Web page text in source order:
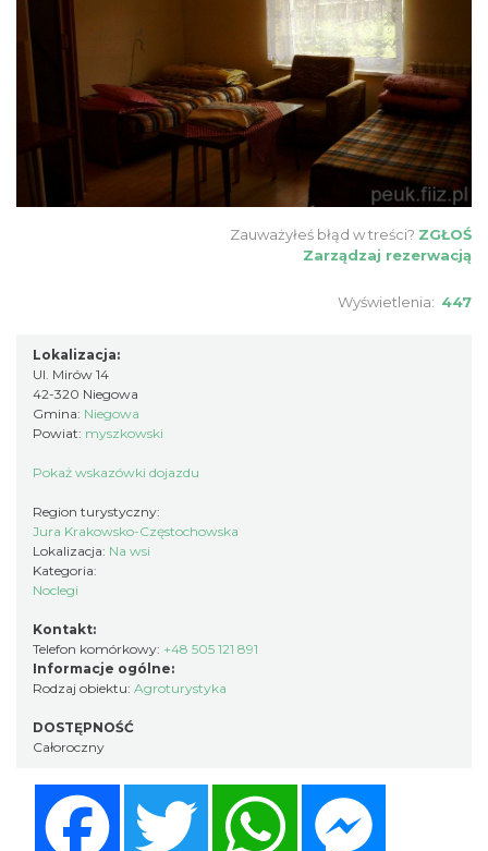
Zauważyłeś błąd w treści? ZGŁOŚ
Zarządzaj rezerwacją
Wyświetlenia: 447
Lokalizacja:
Ul. Mirów 14
42-320 Niegowa
Gmina: Niegowa
Powiat: myszkowski
Pokaż wskazówki dojazdu
Region turystyczny:
Jura Krakowsko-Częstochowska
Lokalizacja: Na wsi
Kategoria:
Noclegi
Kontakt:
Telefon komórkowy: +48 505 121 891
Informacje ogólne:
Rodzaj obiektu: Agroturystyka
DOSTĘPNOŚĆ
Całoroczny
Twitter WhatsApp